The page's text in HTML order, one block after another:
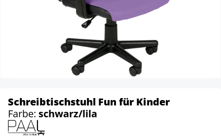
Schreibtischstuhl Fun für Kinder
Farbe: schwarz/lila